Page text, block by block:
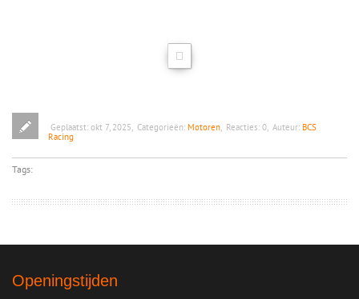
Geplaatst: okt 7, 2025 Categorieën: Motoren Reacties: 0 Auteur: BCS
Racing
Tags:
Openingstijden